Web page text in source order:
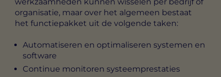
organisatie, maar over het algemeen bestaat
het functiepakket uit de volgende taken:
Automatiseren en optimaliseren systemen en
software
Continue monitoren systeemprestaties